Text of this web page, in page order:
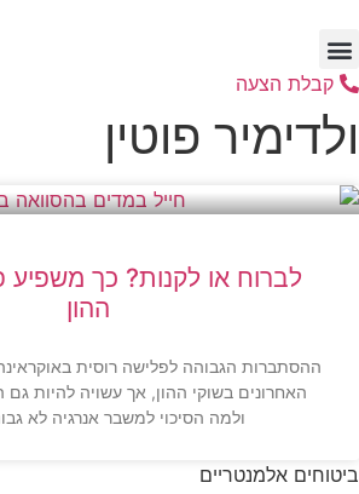
לתוכן
קבלת הצעה
ולדימיר פוטין
לברוח או לקנות? כך משפיע
ההון
ההסתברות הגבוהה לפלישה רוסית
האחרונים בשוקי ההון, אך עשויה להיות
ולמה הסיכוי למשבר אנרגיה לא
ביטוחים אלמנטריים